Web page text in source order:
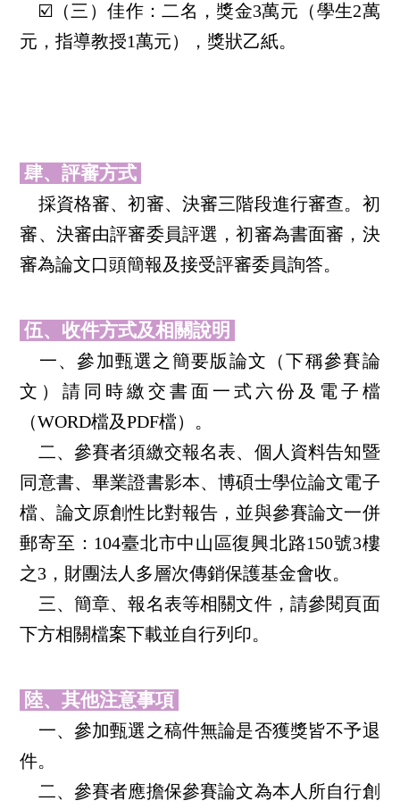
☑️（三）佳作：二名，獎金3萬元（學生2萬
元，指導教授1萬元），獎狀乙紙。
肆、評審方式
採資格審、初審、決審三階段進行審查。初
審、決審由評審委員評選，初審為書面審，決
審為論文口頭簡報及接受評審委員詢答。
伍、收件方式及相關說明
一、參加甄選之簡要版論文（下稱參賽論
文）請同時繳交書面一式六份及電子檔
（WORD檔及PDF檔）。
二、參賽者須繳交報名表、個人資料告知暨
同意書、畢業證書影本、博碩士學位論文電子
檔、論文原創性比對報告，並與參賽論文一併
郵寄至：104臺北市中山區復興北路150號3樓
之3，財團法人多層次傳銷保護基金會收。
三、簡章、報名表等相關文件，請參閱頁面
下方相關檔案下載並自行列印。
陸、其他注意事項
一、參加甄選之稿件無論是否獲獎皆不予退
件。
二、參賽者應擔保參賽論文為本人所自行創